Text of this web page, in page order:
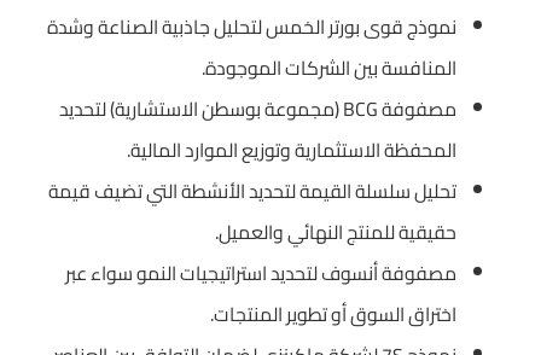
نموذج قوى بورتر الخمس لتحليل جاذبية الصناعة وشدة
المنافسة بين الشركات الموجودة.
مصفوفة BCG (مجموعة بوسطن الاستشارية) لتحديد
المحفظة الاستثمارية وتوزيع الموارد المالية.
تحليل سلسلة القيمة لتحديد الأنشطة التي تضيف قيمة
حقيقية للمنتج النهائي والعميل.
مصفوفة أنسوف لتحديد استراتيجيات النمو سواء عبر
اختراق السوق أو تطوير المنتجات.